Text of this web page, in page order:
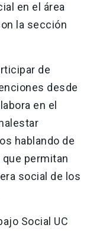
en el área
la sección
de
desde
en el
hablando de
permitan
social de los
Social UC